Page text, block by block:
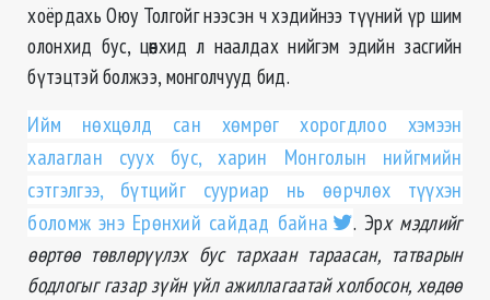
хоёрдахь Оюу Толгойг нээсэн ч хэдийнээ түүний үр шим
олонхид бус, цөөнхид л наалдах нийгэм эдийн засгийн
бүтэцтэй болжээ, монголчууд бид.
Ийм нөхцөлд сан хөмрөг хорогдлоо хэмээн
халаглан суух бус, харин Монголын нийгмийн
сэтгэлгээ, бүтцийг сууриар нь өөрчлөх түүхэн
боломж энэ Ерөнхий сайдад байна
. Эрх мэдлийг
өөртөө төвлөрүүлэх бус тархаан тараасан, татварын
бодлогыг газар зүйн үйл ажиллагаатай холбосон, хөдөө